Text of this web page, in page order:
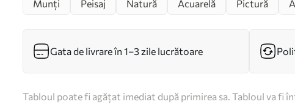
Munți
Peisaj Natură Acuarelă Pictură
Gata de livrare în 1–3 zile lucrătoare
Tabloul poate fi agățat imediat după primirea sa. Tabloul va fi